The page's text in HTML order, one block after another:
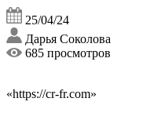
25/04/24
Дарья Соколова
685 просмотров
«https://cr-fr.com»